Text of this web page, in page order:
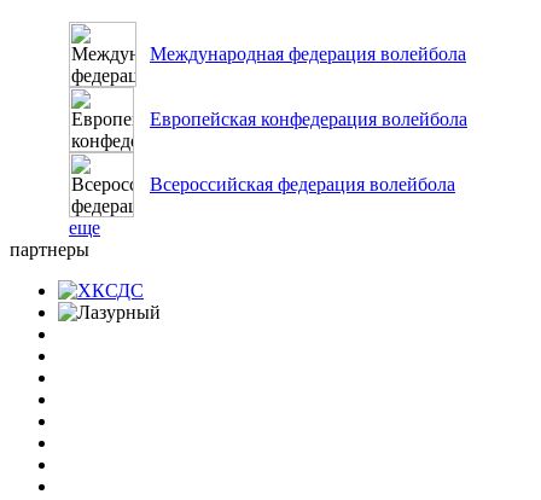
Международная федерация волейбола
Европейская конфедерация волейбола
Всероссийская федерация волейбола
еще
партнеры